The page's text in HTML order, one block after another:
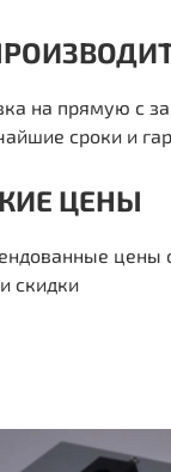
на прямую с
сроки и
ЦЕНЫ
цены
скидки